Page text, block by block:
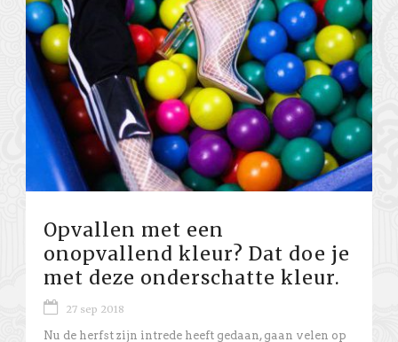
Opvallen met een
onopvallend kleur? Dat doe je
met deze onderschatte kleur.
27 sep 2018
Nu de herfst zijn intrede heeft gedaan, gaan velen op